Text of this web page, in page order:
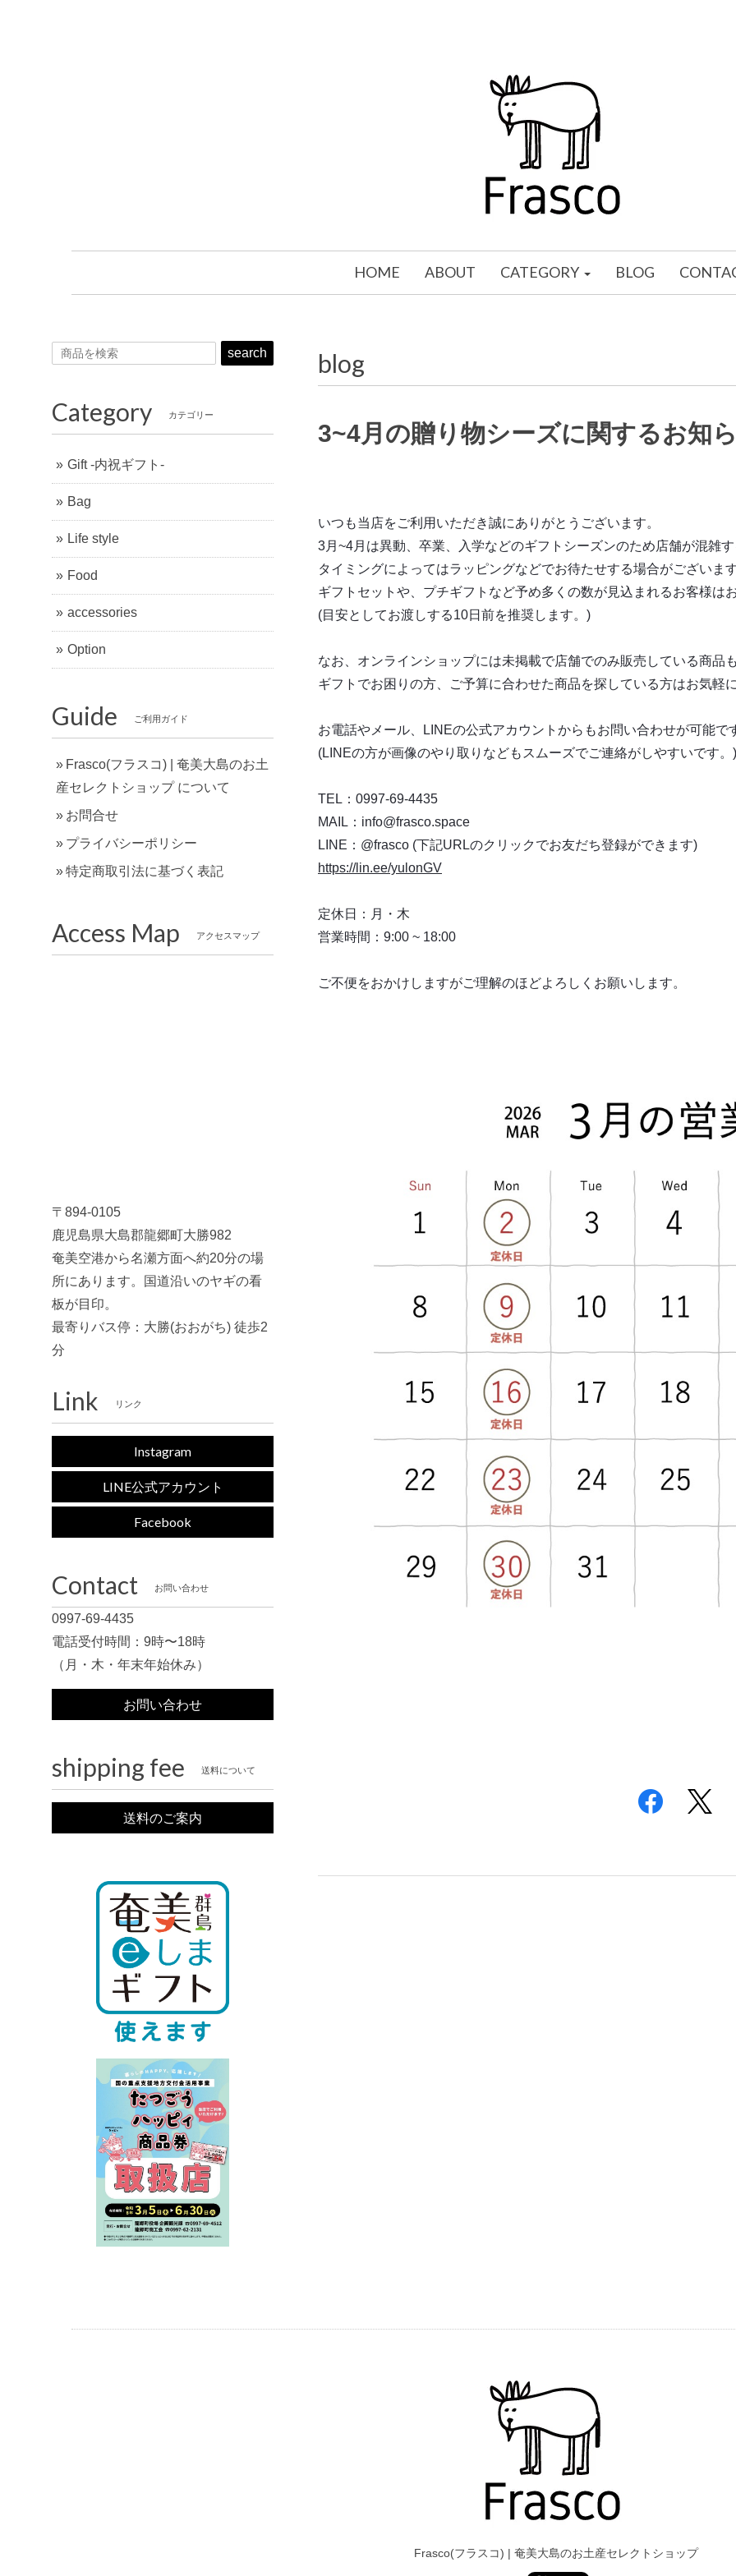
HOME ABOUT CATEGORY BLOG
blog
3~4月の贈り物シーズに関するお知
いつも当店をご利用いただき誠にありがとうございます。
3月~4月は異動、卒業、入学などのギフトシーズンのため店舗が混雑
タイミングによってはラッピングなどでお待たせする場合がございま
ギフトセットや、プチギフトなど予め多くの数が見込まれるお客様は
(目安としてお渡しする10日前を推奨します。)
なお、オンラインショップには未掲載で店舗でのみ販売している商品
ギフトでお困りの方、ご予算に合わせた商品を探している方はお気軽
お電話やメール、LINEの公式アカウントからもお問い合わせが可能で
(LINEの方が画像のやり取りなどもスムーズでご連絡がしやすいです。)
TEL：0997-69-4435
MAIL： info@frasco.space
LINE：@frasco (下記URLのクリックでお友だち登録ができます)
https://lin.ee/yulonGV
定休日：月・木
営業時間：9:00 ~ 18:00
ご不便をおかけしますがご理解のほどよろしくお願いします。
search
Category カテゴリー
Gift -内祝ギフト-
Bag
Life style
Food
accessories
Option
Guide ご利用ガイド
Frasco(フラスコ) | 奄美大島のお土
産セレクトショップ について
お問合せ
プライバシーポリシー
特定商取引法に基づく表記
Access Map アクセスマップ
〒894-0105
鹿児島県大島郡龍郷町大勝982
奄美空港から名瀬方面へ約20分の場
所にあります。国道沿いのヤギの看
板が目印。
最寄りバス停：大勝(おおがち) 徒歩2
分
Link リンク
Instagram
LINE公式アカウント
Facebook
Contact お問い合わせ
0997-69-4435
電話受付時間：9時〜18時
（月・木・年末年始休み）
お問い合わせ
shipping fee 送料について
送料のご案内
Frasco(フラスコ) | 奄美大島のお土産セレクトショップ